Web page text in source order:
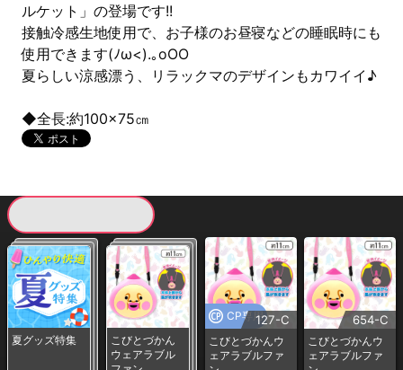
ルケット」の登場です!!
接触冷感生地使用で、お子様のお昼寝などの睡眠時にも
使用できます(ﾉω<).｡oOO
夏らしい涼感漂う、リラックマのデザインもカワイイ♪
◆全長:約100×75㎝
夏グッズ特集
こびとづかん
ウェアラブル
CP専用127-C
こびとづかんウ
ェアラブルファ
654-C
こびとづかんウ
ェアラブルファ